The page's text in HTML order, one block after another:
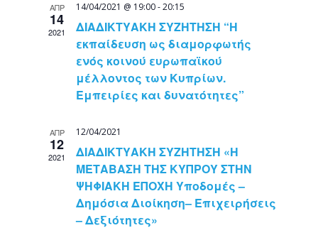
ΑΠΡ
14
2021
14/04/2021 @ 19:00-20:15
ΔΙΑΔΙΚΤΥΑΚΗ ΣΥΖΗΤΗΣΗ “Η
εκπαίδευση ως διαμορφωτής
ενός κοινού ευρωπαϊκού
μέλλοντος των Κυπρίων.
Εμπειρίες και δυνατότητες”
ΑΠΡ
12
2021
12/04/2021
ΔΙΑΔΙΚΤΥΑΚΗ ΣΥΖΗΤΗΣΗ «Η
ΜΕΤΑΒΑΣΗ ΤΗΣ ΚΥΠΡΟΥ ΣΤΗΝ
ΨΗΦΙΑΚΗ ΕΠΟΧΗ Υποδομές –
Δημόσια Διοίκηση– Επιχειρήσεις
– Δεξιότητες»